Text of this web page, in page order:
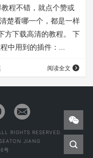
程不错，就点个赞或
楚看哪一个，都是一样
方下载高清的教程。 下
中用到的插件：
1.1
阅读全文
RIGHTS RESERVED.
SEATON JIANG
号